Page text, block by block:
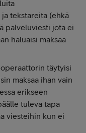
tekstareita (ehkä
palveluviesti jota ei
haluaisi maksaa
täytyisi
maksaa ihan vain
erikseen
tuleva tapa
viesteihin kun ei